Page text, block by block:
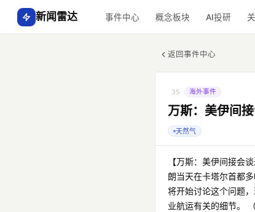
新闻雷达 事件中心 概念板块 AI投研
返回事件中心
35 海外事件
万斯：美伊间
天然气
【万斯：美伊间接会
朗当天在卡塔尔首都
将开始讨论这个问题
业航运有关的细节。